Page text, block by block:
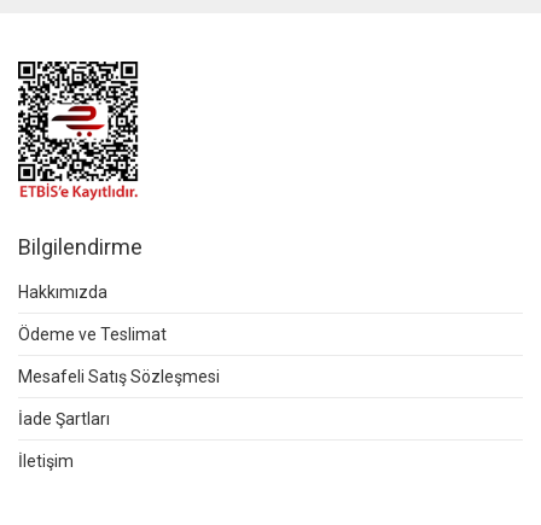
Bilgilendirme
Hakkımızda
Ödeme ve Teslimat
Mesafeli Satış Sözleşmesi
İade Şartları
İletişim